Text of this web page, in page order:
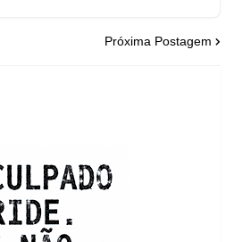
Próxima Postagem